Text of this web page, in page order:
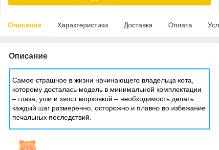
Описание Характеристики Доставка Оплата
Описание
Самое страшное в жизни начинающего владельца кота,
которому досталась модель в минимальной комплектации
– глаза, уши и хвост морковкой – необходимость делать
каждый шаг размеренно, осторожно и плавно во избежание
печальных последствий.